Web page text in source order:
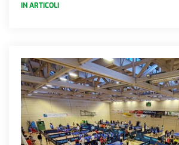
IN ARTICOLI